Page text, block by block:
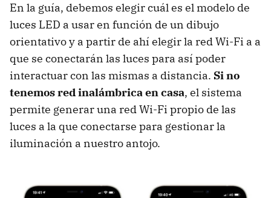
En la guía, debemos elegir cuál es el modelo de
luces LED a usar en función de un dibujo
orientativo y a partir de ahí elegir la red Wi-Fi a a
que se conectarán las luces para así poder
interactuar con las mismas a distancia. Si no
tenemos red inalámbrica en casa, el sistema
permite generar una red Wi-Fi propio de las
luces a la que conectarse para gestionar la
iluminación a nuestro antojo.